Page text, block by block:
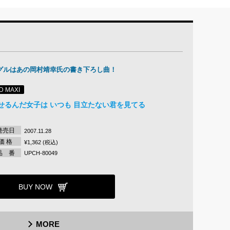
はあの岡村靖幸氏の書き下ろし曲！
MAXI
るんだ女子は いつも 目立たない君を見てる
売日 2007.11.28
格 ¥1,362 (税込)
番 UPCH-80049
BUY NOW
MORE